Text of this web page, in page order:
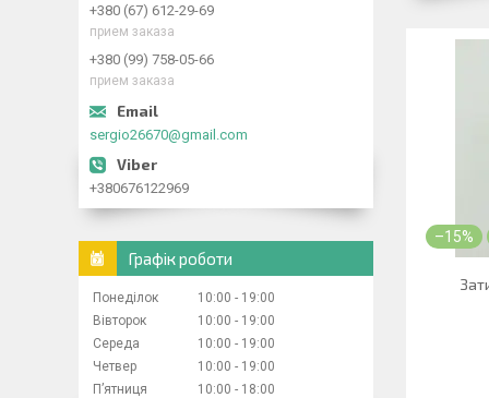
–15%
+380 (67) 612-29-69
прием заказа
+380 (99) 758-05-66
прием заказа
sergio26670@gmail.com
+380676122969
Графік роботи
Понеділок 10:00
19:00
Вівторок
10:00
19:00
Середа
10:00
19:00
Четвер
10:00
19:00
Пʼятниця
10:00
18:00